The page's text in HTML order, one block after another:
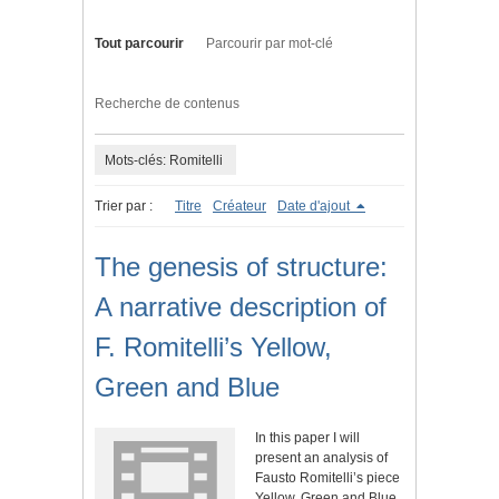
Tout parcourir Parcourir par mot-clé
Recherche de contenus
Mots-clés: Romitelli
Trier par : Titre Créateur Date d'ajout
The genesis of structure:
A narrative description of
F. Romitelli’s Yellow,
Green and Blue
In this paper I will
present an analysis of
Fausto Romitelli’s piece